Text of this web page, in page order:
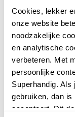
Cookies, lekker
onze website
noodzakelijke
en analytische
verbeteren. Met
persoonlijke
Superhandig.
gebruiken, dan is
accepteert. Dit